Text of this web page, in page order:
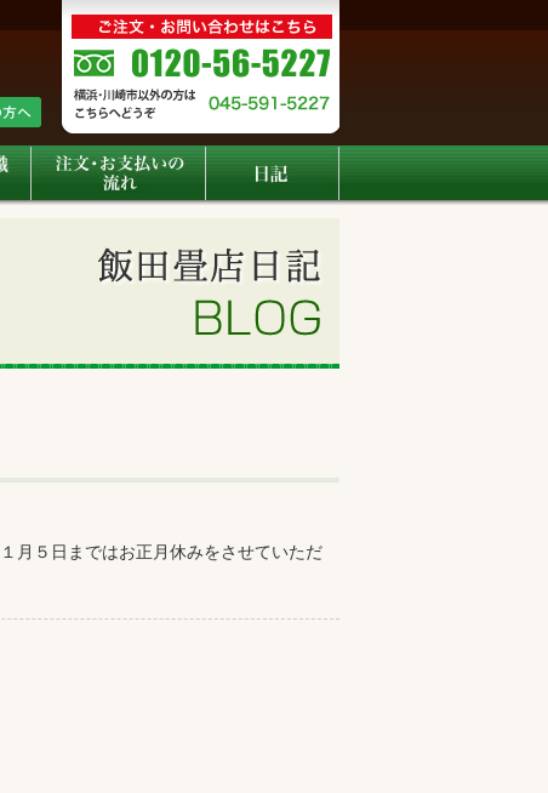
月５日まではお正月休みをさせていただ